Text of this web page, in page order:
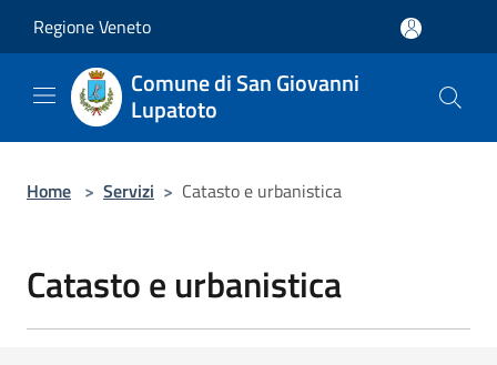
Regione Veneto
Comune di San Giovanni
Lupatoto
Home > Servizi > Catasto e urbanistica
Catasto e urbanistica